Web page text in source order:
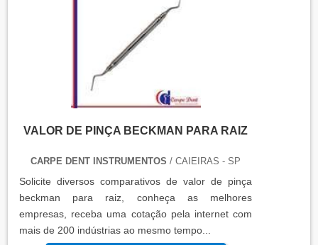
VALOR DE PINÇA BECKMAN PARA RAIZ
CARPE DENT INSTRUMENTOS / CAIEIRAS - SP
Solicite diversos comparativos de valor de pinça
beckman para raiz, conheça as melhores
empresas, receba uma cotação pela internet com
mais de 200 indústrias ao mesmo tempo...